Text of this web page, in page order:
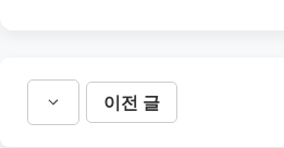
이전 글